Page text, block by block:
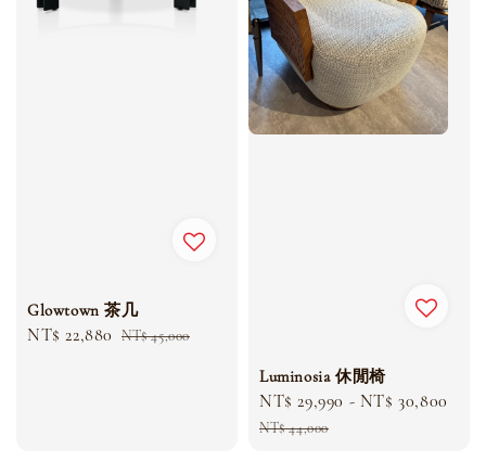
Glowtown 茶几
Sale
NT$ 22,880 Regular
NT$ 45,000
Luminosia 休閒椅
Sale
price
NT$ 29,990 - NT$ 30,800
NT$ 44,000